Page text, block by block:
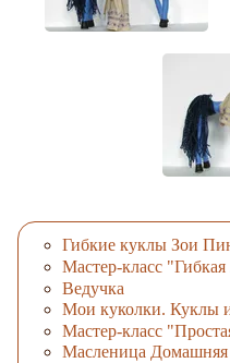
Гибкие куклы Зои
Мастер-класс
Ведучка
Мои куколки. Куклы
Мастер-класс
Масленица Домашняя